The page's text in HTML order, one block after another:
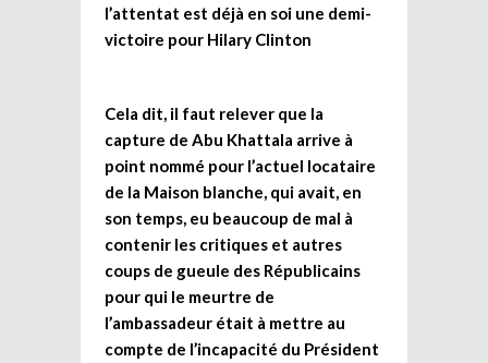
l’attentat est déjà en soi une demi-
victoire pour Hilary Clinton
Cela dit, il faut relever que la
capture de Abu Khattala arrive à
point nommé pour l’actuel locataire
de la Maison blanche, qui avait, en
son temps, eu beaucoup de mal à
contenir les critiques et autres
coups de gueule des Républicains
pour qui le meurtre de
l’ambassadeur était à mettre au
compte de l’incapacité du Président